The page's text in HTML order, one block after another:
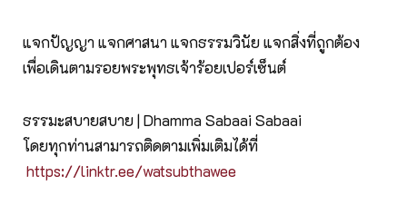
แจกปัญญา แจกศาสนา แจกธรรมวินัย แจกสิ่งที่ถูกต้อง
เพื่อเดินตามรอยพระพุทธเจ้าร้อยเปอร์เซ็นต์
ธรรมะสบายสบาย | Dhamma Sabaai Sabaai
โดยทุกท่านสามารถติดตามเพิ่มเติมได้ที่
https://linktr.ee/watsubthawee